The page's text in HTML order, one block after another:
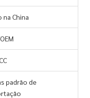
na China
padrão de